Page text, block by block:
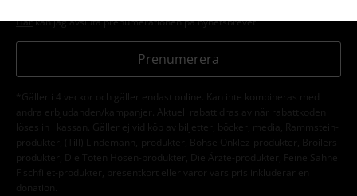
Härkan jag avsluta prenumerationen på nyhetsbrevet.
Prenumerera
*Gäller i 4 veckor och gäller endast online. Kan inte kombineras med
andra erbjudanden/kampanjer. Aktuell rabatt dras av när rabattkoden
löses in i kassan. Gäller ej vid köp av biljetter, böcker, media, Rammstein-
produkter, (Till) Lindemann,-produkter, Böhse Onklez-produkter, Broilers-
produkter, Die Toten Hosen-produkter, Die Ärzte-produkter, Feine Sahne
Fischfilet-produkter, presentkort eller varor vars pris inkluderar en
donation.